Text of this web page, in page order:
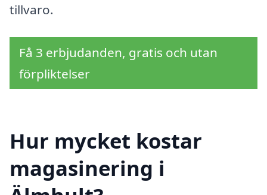
tillvaro.
Få 3 erbjudanden, gratis och utan
förpliktelser
Hur mycket kostar
magasinering i